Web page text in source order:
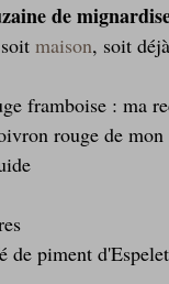
de
maison, soit
framboise : ma
rouge de
piment